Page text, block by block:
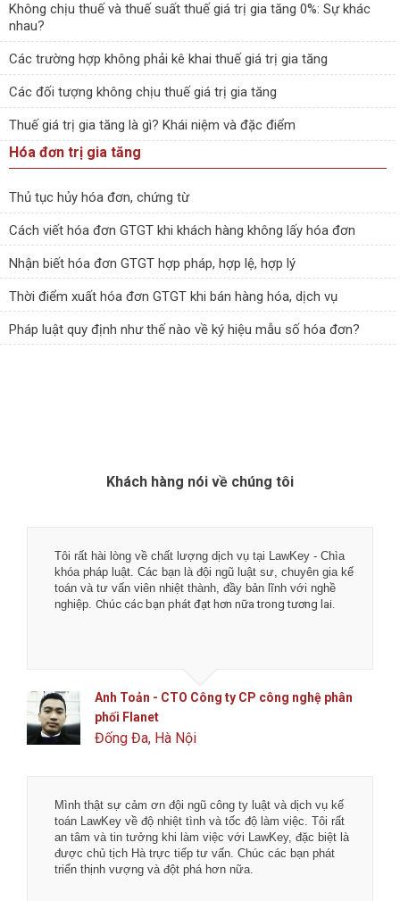
Không chịu thuế và thuế suất thuế giá trị gia tăng 0%: Sự khác
nhau?
Các trường hợp không phải kê khai thuế giá trị gia tăng
Các đối tượng không chịu thuế giá trị gia tăng
Thuế giá trị gia tăng là gì? Khái niệm và đặc điểm
Hóa đơn trị gia tăng
Thủ tục hủy hóa đơn, chứng từ
Cách viết hóa đơn GTGT khi khách hàng không lấy hóa đơn
Nhận biết hóa đơn GTGT hợp pháp, hợp lệ, hợp lý
Thời điểm xuất hóa đơn GTGT khi bán hàng hóa, dịch vụ
Pháp luật quy định như thế nào về ký hiệu mẫu số hóa đơn?
Khách hàng nói về chúng tôi
Tôi rất hài lòng về chất lượng dịch vụ tại LawKey - Chìa
khóa pháp luật. Các bạn là đội ngũ luật sư, chuyên gia kế
toán và tư vấn viên nhiệt thành, đầy bản lĩnh với nghề
nghiệp.Chúc các bạn phát đạt hơn nữa trong tương lai.
Anh Toản - CTO Công ty CP công nghệ phân
phối Flanet
Đống Đa, Hà Nội
Mình thật sự cảm ơn đội ngũ công ty luật và dịch vụ kế
toán LawKey về độ nhiệt tình và tốc độ làm việc. Tôi rất
an tâm và tin tưởng khi làm việc với LawKey, đặc biệt là
được chủ tịch Hà trực tiếp tư vấn. Chúc các bạn phát
triển thịnh vượng và đột phá hơn nữa.